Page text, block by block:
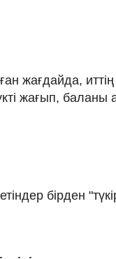
жағдайда, иттің
жағып, баланы
бірден